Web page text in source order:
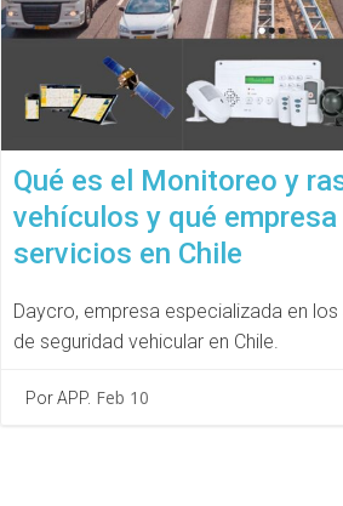
Qué es el Monitoreo y
vehículos y qué
servicios en Chile
Daycro, empresa especializada en
de seguridad vehicular en Chile.
Por APP. Feb 10